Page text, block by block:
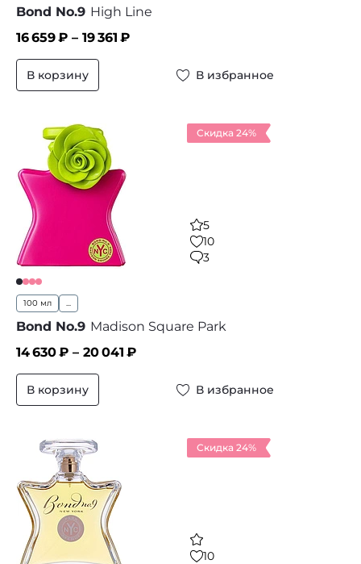
Bond No.9 High Line
16 659₽ – 19 361 ₽
В корзину В избранное
Скидка 24%
5
10
3
100 мл ...
Bond No.9 Madison Square Park
14 630₽ – 20 041 ₽
В корзину В избранное
Скидка 24%
10